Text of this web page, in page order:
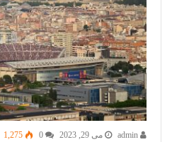
می 29, 2023 1,275